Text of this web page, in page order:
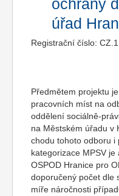
ochrany
úřad
Registrační číslo:
Předmětem projektu
pracovních míst na
oddělení sociálně-
na Městském úřadu v
chodu tohoto odboru i
kategorizace MPSV
OSPOD Hranice pro
doporučený počet dle
míře náročnosti